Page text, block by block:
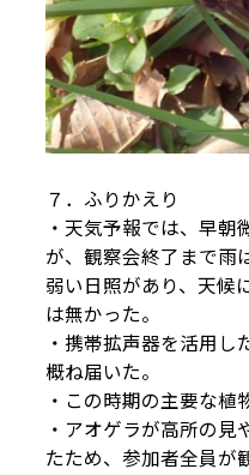
７．ふりかえり
・天気予報では、早朝
が、観察会終了まで雨
弱い日照があり、天候
は無かった。
・携帯拡声器を活用し
概ね届いた。
・この時期の主要な植
・アオゲラが高所の見
たため、参加者全員が